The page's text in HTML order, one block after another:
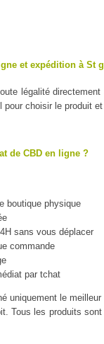
et expédition à St
légalité directement
pour choisir le produit
de CBD en ligne ?
boutique physique
sans vous déplacer
commande
par tchat
uniquement le
Tous les produits